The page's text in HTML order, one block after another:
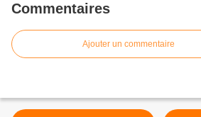
Commentaires
Ajouter un commentaire